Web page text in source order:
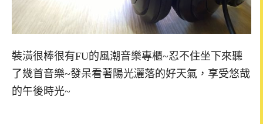
裝潢很棒很有FU的風潮音樂專櫃~忍不住坐下來聽
了幾首音樂~發呆看著陽光灑落的好天氣，享受悠哉
的午後時光~